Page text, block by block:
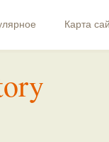
Карта